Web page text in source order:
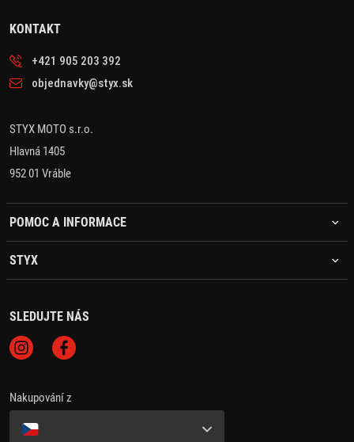
KONTAKT
+421 905 203 392
objednavky@styx.sk
STYX MOTO s.r.o.
Hlavná 1405
952 01 Vráble
POMOC A INFORMACE
STYX
SLEDUJTE NÁS
Nakupování z